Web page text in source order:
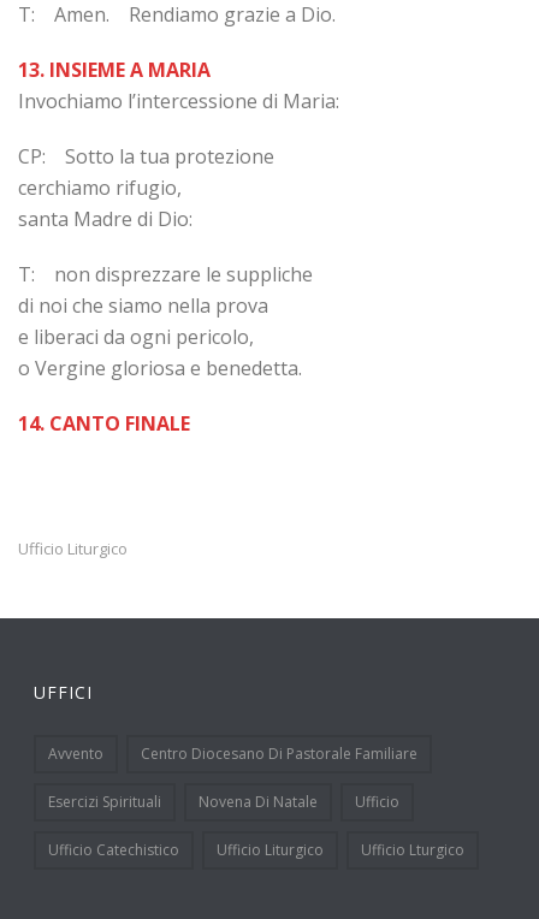
T: Amen. Rendiamo grazie a Dio.
13. INSIEME A MARIA
Invochiamo l’intercessione di Maria:
CP: Sotto la tua protezione
cerchiamo rifugio,
santa Madre di Dio:
T: non disprezzare le suppliche
di noi che siamo nella prova
e liberaci da ogni pericolo,
o Vergine gloriosa e benedetta.
14. CANTO FINALE
Ufficio Liturgico
UFFICI
Avvento Centro Diocesano Di Pastorale Familiare
Esercizi Spirituali Novena Di Natale Ufficio
Ufficio Catechistico Ufficio Liturgico Ufficio Lturgico